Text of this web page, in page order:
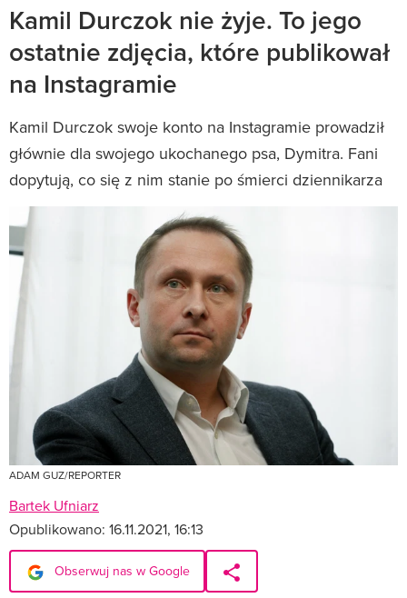
Kamil Durczok nie żyje. To jego
ostatnie zdjęcia, które publikował
na Instagramie
Kamil Durczok swoje konto na Instagramie prowadził
głównie dla swojego ukochanego psa, Dymitra. Fani
dopytują, co się z nim stanie po śmierci dziennikarza
ADAM GUZ/REPORTER
Bartek Ufniarz
Opublikowano: 16.11.2021, 16:13
Obserwuj nas w Google